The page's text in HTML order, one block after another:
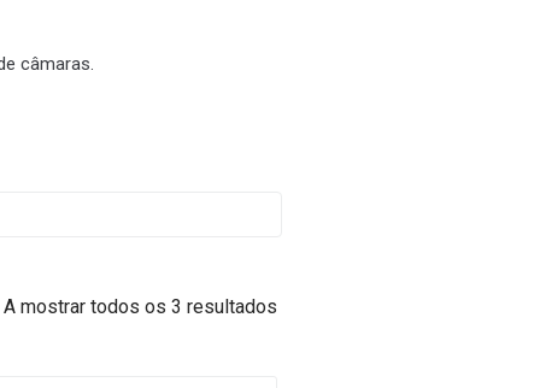
câmaras.
A mostrar todos os 3 resultados